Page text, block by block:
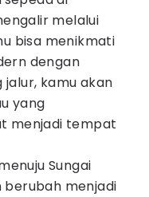
melalui
bisa menikmati
dengan
jalur, kamu akan
yang
menjadi tempat
Sungai
berubah menjadi